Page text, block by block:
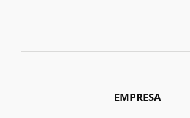
EMPRESA